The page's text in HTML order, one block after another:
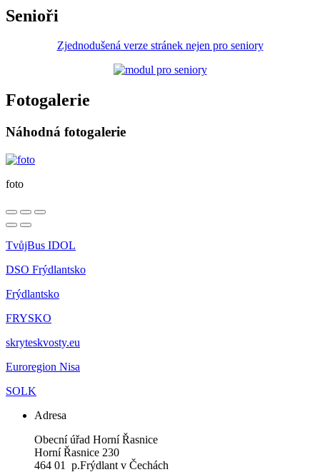
Senioři
Zjednodušená verze stránek nejen pro seniory
Fotogalerie
Náhodná fotogalerie
foto
TvůjBus IDOL
DSO Frýdlantsko
Frýdlantsko
FRYSKO
skryteskvosty.eu
Euroregion Nisa
SOLK
Adresa
Obecní úřad Horní Řasnice
Horní Řasnice 230
464 01 p.Frýdlant v Čechách